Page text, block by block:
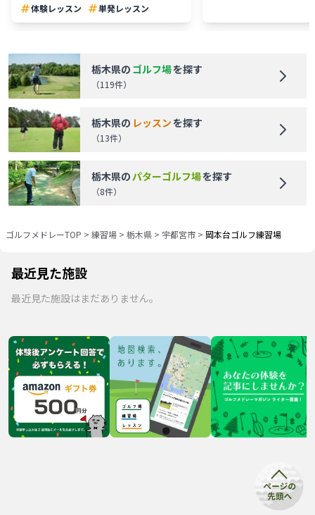
体験レッスン 単発レッスン
栃木県の ゴルフ場を探す
（119件）
栃木県の レッスンを探す
（13件）
栃木県のパターゴルフ場を探す
（8件）
ゴルフメドレーTOP > 練習場 > 栃木県 > 宇都宮市 > 岡本台ゴルフ練習場
最近見た施設
最近見た施設はまだありません。